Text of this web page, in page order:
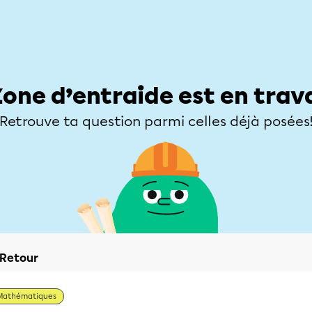
d’entraide est en
Retrouve ta question parmi celles déjà posées!
Retour